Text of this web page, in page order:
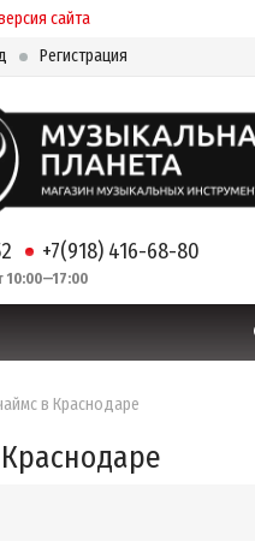
сайта
Регистрация
+7(918) 416-68-80
в Краснодаре